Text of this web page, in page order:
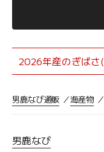
2026年産のぎばさ
男鹿なび通販 海産物
男鹿なび